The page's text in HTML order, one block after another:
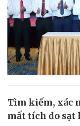
Tìm kiếm, xác
mất tích do sạt